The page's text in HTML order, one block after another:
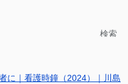
検索
に｜看護時鐘（2024）｜川島